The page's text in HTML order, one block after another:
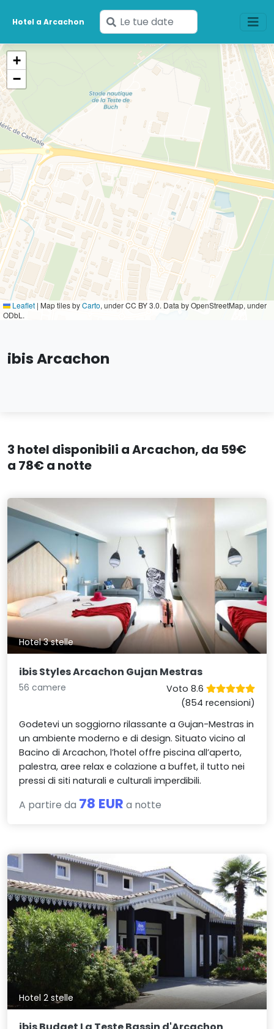
Hotel a Arcachon
Inserisci
le
date
+
−
Leaflet | Map tiles byCarto, under CC BY 3.0. Data by OpenStreetMap, under
ODbL.
ibis Arcachon
3 hotel disponibili a Arcachon, da 59€
a 78€ a notte
Hotel 3 stelle
ibis Styles Arcachon Gujan Mestras
56 camere
Voto 8.6
(854 recensioni)
Godetevi un soggiorno rilassante a Gujan-Mestras in
un ambiente moderno e di design. Situato vicino al
Bacino di Arcachon, l’hotel offre piscina all’aperto,
palestra, aree relax e colazione a buffet, il tutto nei
pressi di siti naturali e culturali imperdibili.
A partire da 78 EUR a notte
Hotel 2 stelle